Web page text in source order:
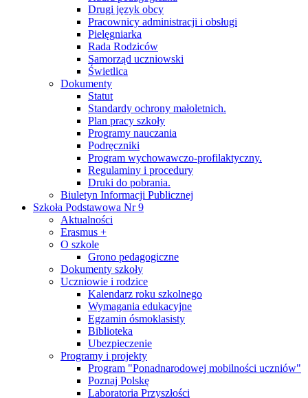
Drugi język obcy
Pracownicy administracji i obsługi
Pielęgniarka
Rada Rodziców
Samorząd uczniowski
Świetlica
Dokumenty
Statut
Standardy ochrony małoletnich.
Plan pracy szkoły
Programy nauczania
Podręczniki
Program wychowawczo-profilaktyczny.
Regulaminy i procedury
Druki do pobrania.
Biuletyn Informacji Publicznej
Szkoła Podstawowa Nr 9
Aktualności
Erasmus +
O szkole
Grono pedagogiczne
Dokumenty szkoły
Uczniowie i rodzice
Kalendarz roku szkolnego
Wymagania edukacyjne
Egzamin ósmoklasisty
Biblioteka
Ubezpieczenie
Programy i projekty
Program "Ponadnarodowej mobilności uczniów"
Poznaj Polskę
Laboratoria Przyszłości